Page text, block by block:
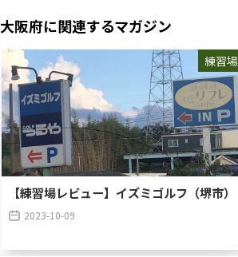
大阪府に関連するマガジン
練習場
【練習場レビュー】イズミゴルフ（堺市）
2023-10-09